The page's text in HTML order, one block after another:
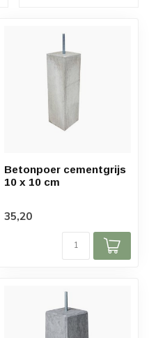
Betonpoer cementgrijs
10 x 10 cm
35,20